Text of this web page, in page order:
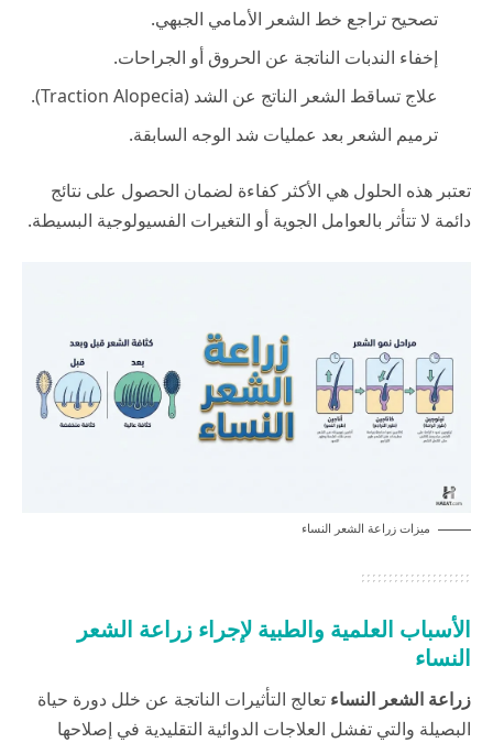
تصحيح تراجع خط الشعر الأمامي الجبهي.
إخفاء الندبات الناتجة عن الحروق أو الجراحات.
علاج تساقط الشعر الناتج عن الشد (Traction Alopecia).
ترميم الشعر بعد عمليات شد الوجه السابقة.
تعتبر هذه الحلول هي الأكثر كفاءة لضمان الحصول على نتائج
دائمة لا تتأثر بالعوامل الجوية أو التغيرات الفسيولوجية البسيطة.
ميزات زراعة الشعر النساء
الأسباب العلمية والطبية لإجراء زراعة الشعر
النساء
زراعة الشعر النساء تعالج التأثيرات الناتجة عن خلل دورة حياة
البصيلة والتي تفشل العلاجات الدوائية التقليدية في إصلاحها